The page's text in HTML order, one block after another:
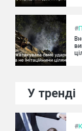
#
У тренді
#